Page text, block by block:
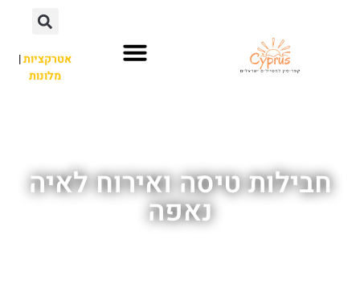
אטרקציות|
מלונות
חבילות טיסה ואירוח לאיה
נאפה